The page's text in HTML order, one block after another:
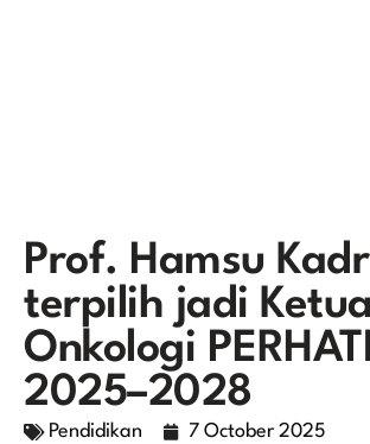
Prof. Hamsu
terpilih jadi
Onkologi
2025–2028
Pendidikan 7 October 2025